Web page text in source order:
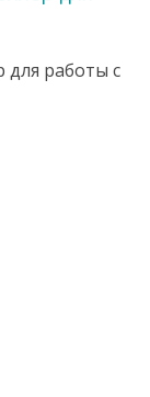
для работы с